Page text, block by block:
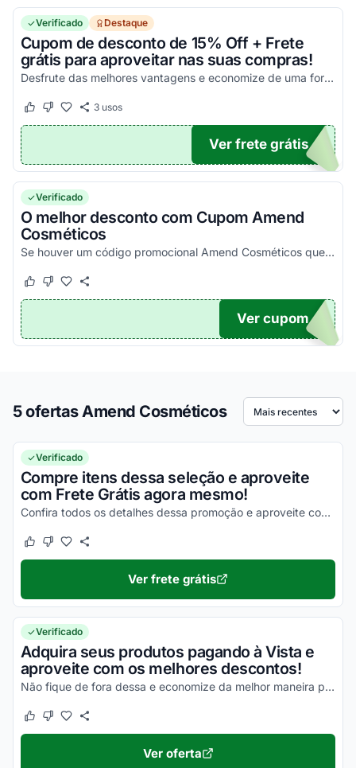
Verificado Destaque
Cupom de desconto de 15% Off + Frete
grátis para aproveitar nas suas compras!
Desfrute das melhores vantagens e economize de uma forma simples agora mesmo!
Este cupom funcionou
Este cupom não funcionou
3usos
TEI
Ver frete grátis
Verificado
O melhor desconto com Cupom Amend
Cosméticos
Se houver um código promocional Amend Cosméticos que funciona, ele estará aqui na nossa página. Pegue o voucher e confira agora!
Este cupom funcionou
Este cupom não funcionou
DA10
Ver cupom
5 ofertas Amend Cosméticos Ordenar por
Verificado
Compre itens dessa seleção e aproveite
com Frete Grátis agora mesmo!
Confira todos os detalhes dessa promoção e aproveite com as melhores vantagens possíveis!
Este cupom funcionou
Este cupom não funcionou
Ver frete grátis
Verificado
Adquira seus produtos pagando à Vista e
aproveite com os melhores descontos!
Não fique de fora dessa e economize da melhor maneira possível!
Este cupom funcionou
Este cupom não funcionou
Ver oferta